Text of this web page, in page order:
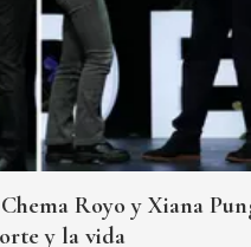
Royo y Xiana
y la vida